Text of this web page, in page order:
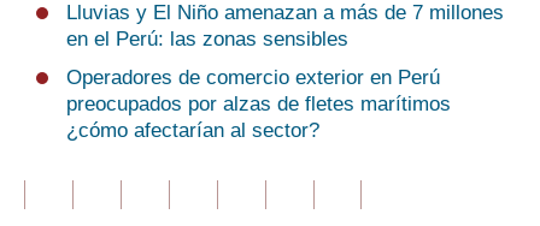
Lluvias y El Niño amenazan a más de 7 millones
en el Perú: las zonas sensibles
Operadores de comercio exterior en Perú
preocupados por alzas de fletes marítimos
¿cómo afectarían al sector?